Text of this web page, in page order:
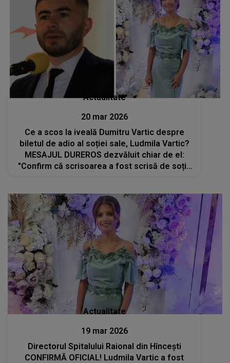
Actualitate
20 mar 2026
Ce a scos la iveală Dumitru Vartic despre
biletul de adio al soției sale, Ludmila Vartic?
MESAJUL DUREROS dezvăluit chiar de el:
"Confirm că scrisoarea a fost scrisă de soția
Actualitate
19 mar 2026
Directorul Spitalului Raional din Hîncești
CONFIRMĂ OFICIAL! Ludmila Vartic a fost